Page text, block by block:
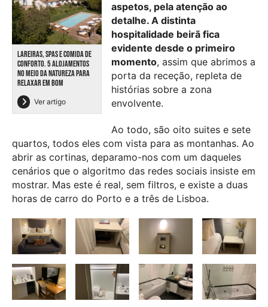
LAREIRAS, SPAS E COMIDA DE
CONFORTO. 5 ALOJAMENTOS
NO MEIO DA NATUREZA PARA
RELAXAR EM BOM
Ver artigo
aspetos, pela atenção ao
detalhe. A distinta
hospitalidade beirã fica
evidente desde o primeiro
momento, assim que abrimos a
porta da receção, repleta de
histórias sobre a zona
envolvente.
Ao todo, são oito suites e sete
quartos, todos eles com vista para as montanhas. Ao
abrir as cortinas, deparamo-nos com um daqueles
cenários que o algoritmo das redes sociais insiste em
mostrar. Mas este é real, sem filtros, e existe a duas
horas de carro do Porto e a três de Lisboa.